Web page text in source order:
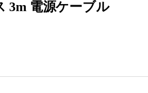
3m 電源ケーブル